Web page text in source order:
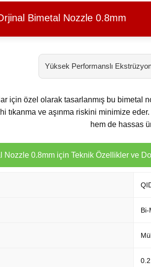
Bimetal Nozzle 0.8mm
Yüksek Performanslı
için özel olarak tasarlanmış bu bimetal
tıkanma ve aşınma riskini minimize
hem de hassas
Nozzle 0.8mm için Teknik Özellikler ve
Bi-